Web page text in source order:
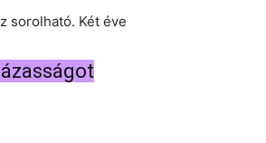
sorolható. Két éve